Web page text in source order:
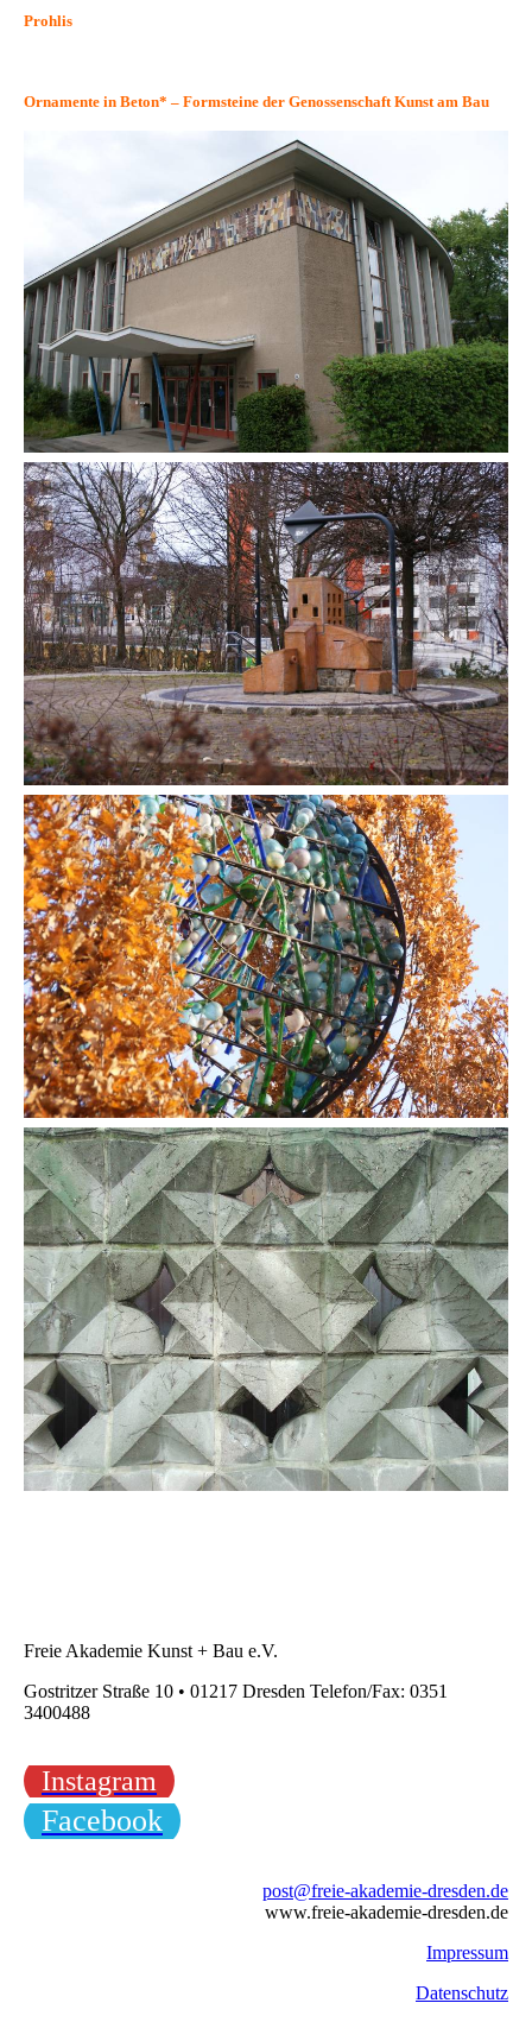
Prohlis
Ornamente in Beton* – Formsteine der Genossenschaft Kunst am Bau
Freie Akademie Kunst + Bau e.V.
Gostritzer Straße 10 • 01217 Dresden Telefon/Fax: 0351
3400488
Instagram
Facebook
post@freie-akademie-dresden.de
www.freie-akademie-dresden.de
Impressum
Datenschutz